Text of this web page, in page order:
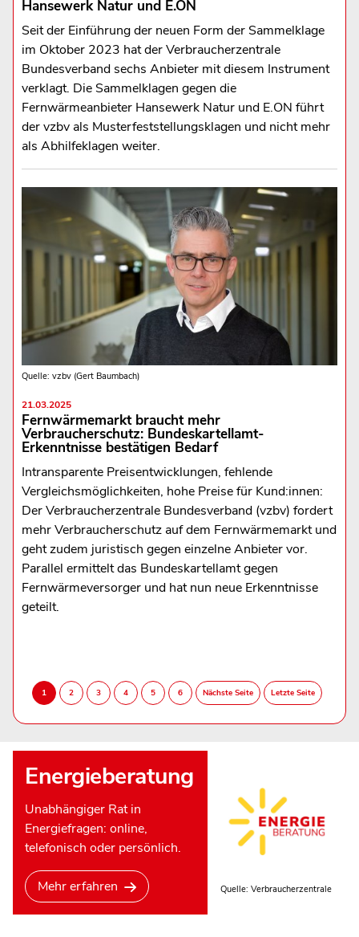
Hansewerk Natur und E.ON
Seit der Einführung der neuen Form der Sammelklage
im Oktober 2023 hat der Verbraucherzentrale
Bundesverband sechs Anbieter mit diesem Instrument
verklagt. Die Sammelklagen gegen die
Fernwärmeanbieter Hansewerk Natur und E.ON führt
der vzbv als Musterfeststellungsklagen und nicht mehr
als Abhilfeklagen weiter.
Quelle: vzbv (Gert Baumbach)
21.03.2025
Fernwärmemarkt braucht mehr
Verbraucherschutz: Bundeskartellamt-
Erkenntnisse bestätigen Bedarf
Intransparente Preisentwicklungen, fehlende
Vergleichsmöglichkeiten, hohe Preise für Kund:innen:
Der Verbraucherzentrale Bundesverband (vzbv) fordert
mehr Verbraucherschutz auf dem Fernwärmemarkt und
geht zudem juristisch gegen einzelne Anbieter vor.
Parallel ermittelt das Bundeskartellamt gegen
Fernwärmeversorger und hat nun neue Erkenntnisse
geteilt.
Energieberatung
Unabhängiger Rat in
Energiefragen: online,
telefonisch oder persönlich.
Mehr erfahren Quelle: Verbraucherzentrale